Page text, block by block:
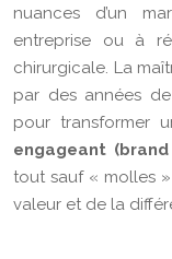
nuances d’un
entreprise ou à
chirurgicale. La
par des années
pour transformer
engageant
tout sauf « molles
valeur et de la